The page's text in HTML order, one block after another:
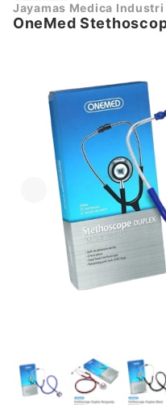
Jayamas Medica Industri
OneMed